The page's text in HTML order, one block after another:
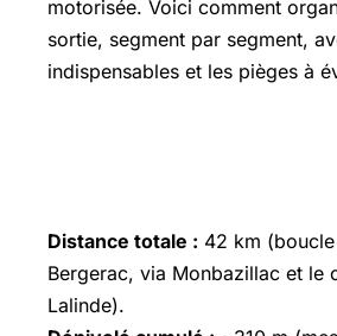
motorisée. Voici comment
sortie, segment par segment,
indispensables et les pièges à
Distance totale : 42 km
Bergerac, via Monbazillac et le
Lalinde).